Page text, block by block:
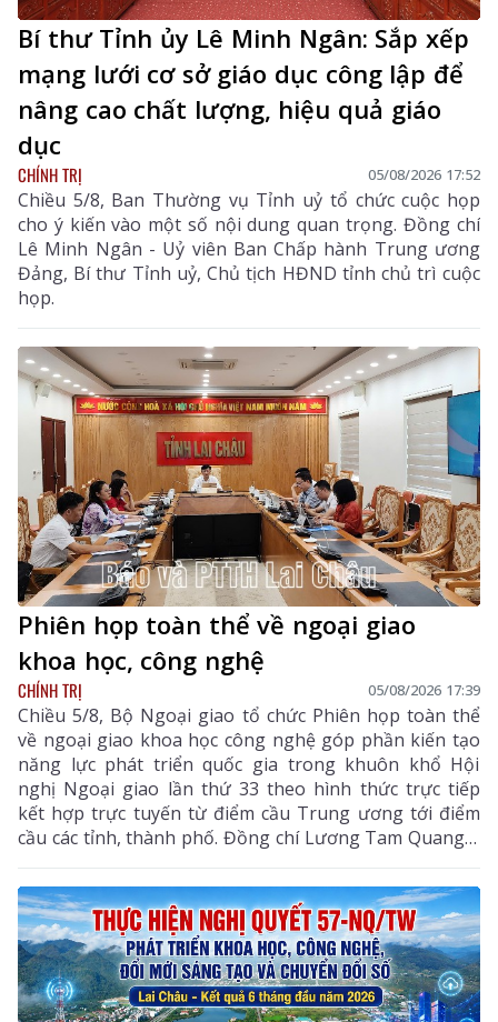
Bí thư Tỉnh ủy Lê Minh Ngân: Sắp xếp
mạng lưới cơ sở giáo dục công lập để
nâng cao chất lượng, hiệu quả giáo
dục
CHÍNH TRỊ 05/08/2026 17:52
Chiều 5/8, Ban Thường vụ Tỉnh uỷ tổ chức cuộc họp
cho ý kiến vào một số nội dung quan trọng. Đồng chí
Lê Minh Ngân - Uỷ viên Ban Chấp hành Trung ương
Đảng, Bí thư Tỉnh uỷ, Chủ tịch HĐND tỉnh chủ trì cuộc
họp.
Phiên họp toàn thể về ngoại giao
khoa học, công nghệ
CHÍNH TRỊ 05/08/2026 17:39
Chiều 5/8, Bộ Ngoại giao tổ chức Phiên họp toàn thể
về ngoại giao khoa học công nghệ góp phần kiến tạo
năng lực phát triển quốc gia trong khuôn khổ Hội
nghị Ngoại giao lần thứ 33 theo hình thức trực tiếp
kết hợp trực tuyến từ điểm cầu Trung ương tới điểm
cầu các tỉnh, thành phố. Đồng chí Lương Tam Quang –
Uỷ viên Bộ Chính trị, Bộ trưởng Bộ Công an, Phó
Trưởng ban Thường trực Ban Chỉ đạo Trung ương
thực hiện Nghị quyết số 57-NQ/TW của Bộ Chính trị
dự và chỉ đạo phiên họp. Dự phiên họp còn có đồng
chí Lê Hoài Trung - Ủy viên Bộ Chính trị, Bí thư Đảng
ủy, Bộ trưởng Bộ Ngoại giao; đại diện lãnh đạo các
ban, bộ, ngành Trung ương.